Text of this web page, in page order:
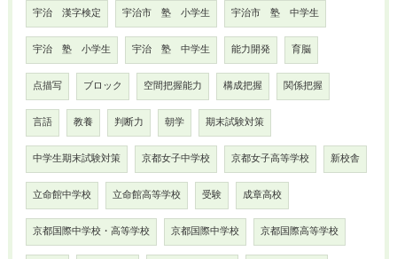
宇治 漢字検定 宇治市 塾 小学生 宇治市 塾 中学生
宇治 塾 小学生 宇治 塾 中学生 能力開発 育脳
点描写 ブロック 空間把握能力 構成把握 関係把握
言語 教養 判断力 朝学 期末試験対策
中学生期末試験対策 京都女子中学校 京都女子高等学校 新校舎
立命館中学校 立命館高等学校 受験 成章高校
京都国際中学校・高等学校 京都国際中学校 京都国際高等学校